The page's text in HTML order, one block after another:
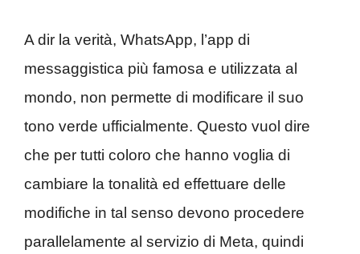
A dir la verità, WhatsApp, l’app di
messaggistica più famosa e utilizzata al
mondo, non permette di modificare il suo
tono verde ufficialmente. Questo vuol dire
che per tutti coloro che hanno voglia di
cambiare la tonalità ed effettuare delle
modifiche in tal senso devono procedere
parallelamente al servizio di Meta, quindi